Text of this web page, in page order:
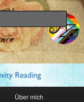
Über mich